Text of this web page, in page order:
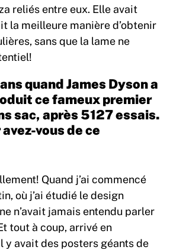
reliés entre eux. Elle avait
la meilleure manière d’obtenir
sans que la lame ne
quand James Dyson a
ce fameux premier
sac, après 5127 essais.
vous de ce
Quand j’ai commencé
où j’ai étudié le design
n’avait jamais entendu parler
tout à coup, arrivé en
y avait des posters géants de